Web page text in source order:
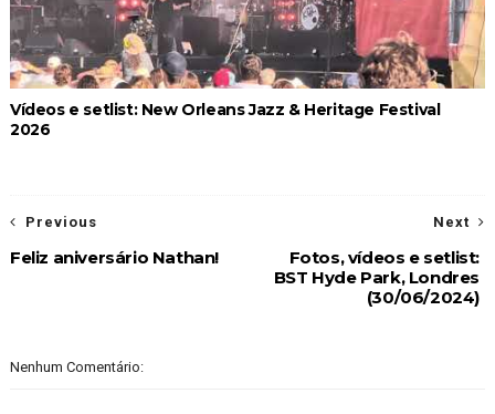
Vídeos e setlist: New Orleans Jazz & Heritage Festival
2026
Next
Fotos, vídeos e setlist:
BST Hyde Park, Londres
(30/06/2024)
Previous
Feliz aniversário Nathan!
Nenhum Comentário: